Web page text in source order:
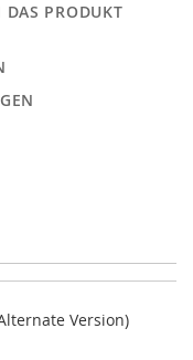
PRODUKT
Version)